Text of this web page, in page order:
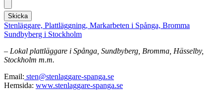
Skicka
Stenläggare, Plattläggning, Markarbeten i Spånga, Bromma
Sundbyberg i Stockholm
– Lokal plattläggare i Spånga, Sundbyberg, Bromma, Hässelby,
Stockholm m.m.
Email: sten@stenlaggare-spanga.se
Hemsida: www.stenlaggare-spanga.se